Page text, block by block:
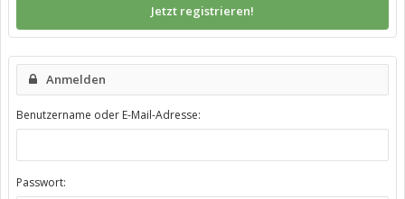
Jetzt registrieren!
Anmelden
Benutzername oder E-Mail-Adresse:
Passwort: